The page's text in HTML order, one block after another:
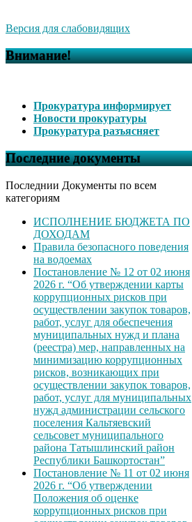
Версия для слабовидящих
Внимание!
Прокуратура информирует
Новости прокуратуры
Прокуратура разъясняет
Последние документы
Последнии Документы по всем
категориям
ИСПОЛНЕНИЕ БЮДЖЕТА ПО
ДОХОДАМ
Правила безопасного поведения
на водоемах
Постановление № 12 от 02 июня
2026 г. “Об утверждении карты
коррупционных рисков при
осуществлении закупок товаров,
работ, услуг для обеспечения
муниципальных нужд и плана
(реестра) мер, направленных на
минимизацию коррупционных
рисков, возникающих при
осуществлении закупок товаров,
работ, услуг для муниципальных
нужд администрации сельского
поселения Кальтяевский
сельсовет муниципального
района Татышлинский район
Республики Башкортостан”
Постановление № 11 от 02 июня
2026 г. “Об утверждении
Положения об оценке
коррупционных рисков при